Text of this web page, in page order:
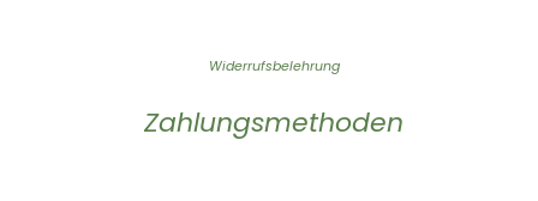
Widerrufsbelehrung
Zahlungsmethoden